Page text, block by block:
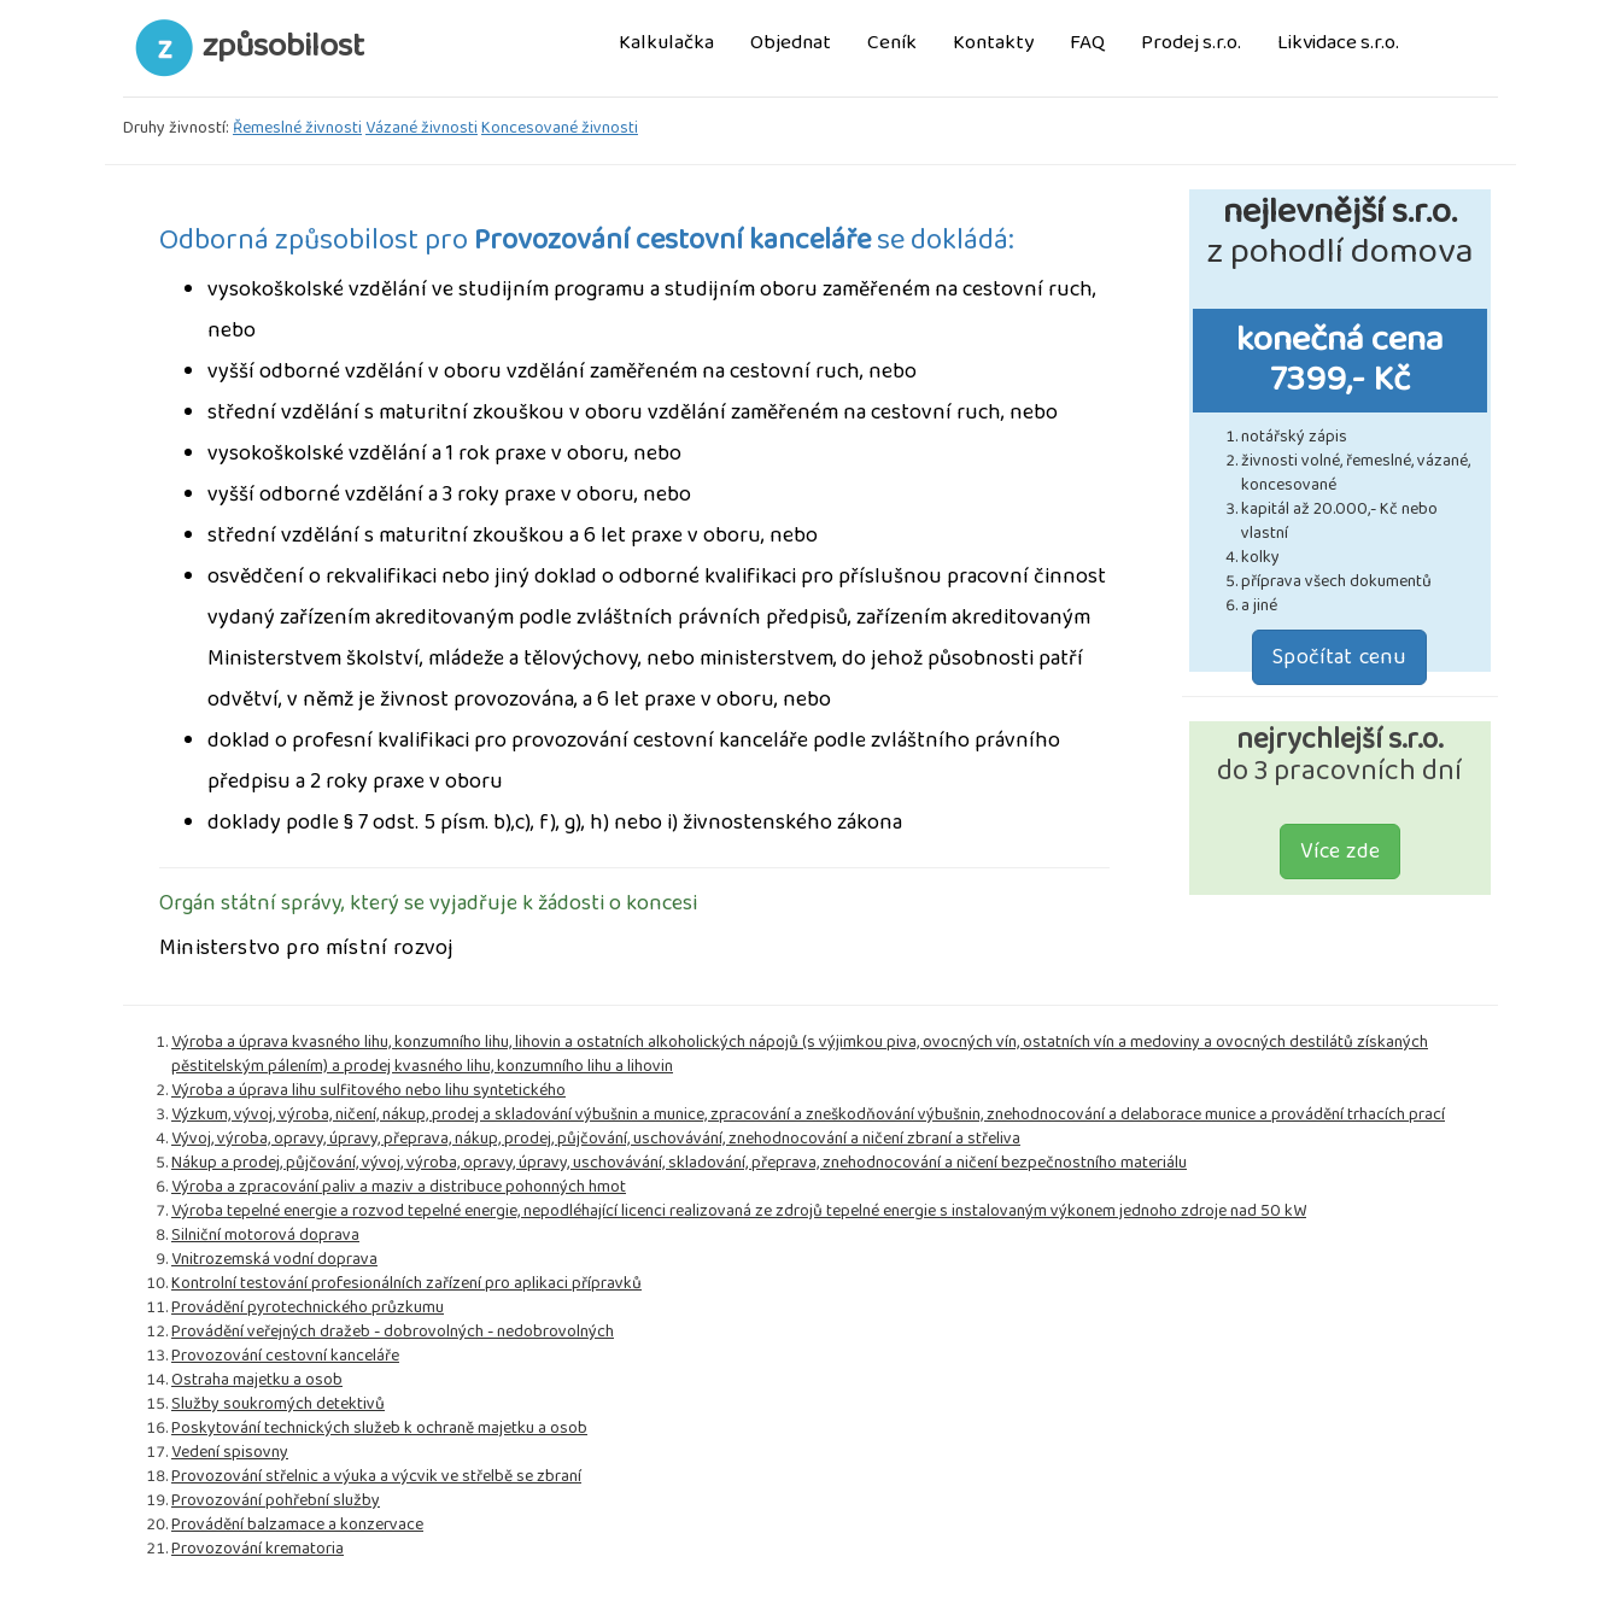
způsobilost Kalkulačka Objednat Ceník Kontakty FAQ Prodej s.r.o. Likvidace s.r.o.
Druhy živností:Řemeslné živnostiVázané živnostiKoncesované živnosti
Odborná způsobilost pro Provozování cestovní kancelářese dokládá:
vysokoškolské vzdělání ve studijním programu a studijním oboru zaměřeném na cestovní ruch,
nebo
vyšší odborné vzdělání v oboru vzdělání zaměřeném na cestovní ruch, nebo
střední vzdělání s maturitní zkouškou v oboru vzdělání zaměřeném na cestovní ruch, nebo
vysokoškolské vzdělání a 1 rok praxe v oboru, nebo
vyšší odborné vzdělání a 3 roky praxe v oboru, nebo
střední vzdělání s maturitní zkouškou a 6 let praxe v oboru, nebo
osvědčení o rekvalifikaci nebo jiný doklad o odborné kvalifikaci pro příslušnou pracovní činnost
vydaný zařízením akreditovaným podle zvláštních právních předpisů, zařízením akreditovaným
Ministerstvem školství, mládeže a tělovýchovy, nebo ministerstvem, do jehož působnosti patří
odvětví, v němž je živnost provozována, a 6 let praxe v oboru, nebo
doklad o profesní kvalifikaci pro provozování cestovní kanceláře podle zvláštního právního
předpisu a 2 roky praxe v oboru
doklady podle § 7 odst. 5 písm. b),c), f), g), h) nebo i) živnostenského zákona
Orgán státní správy, který se vyjadřuje k žádosti o koncesi
Ministerstvo pro místní rozvoj
nejlevnější s.r.o.
z pohodlí domova
konečná cena
7399,- Kč
notářský zápis
živnosti volné, řemeslné, vázané,
koncesované
kapitál až 20.000,- Kč nebo
vlastní
kolky
příprava všech dokumentů
a jiné
Spočítat cenu
nejrychlejší s.r.o.
do 3 pracovních dní
Více zde
Výroba a úprava kvasného lihu, konzumního lihu, lihovin a ostatních alkoholických nápojů (s výjimkou piva, ovocných vín, ostatních vín a medoviny a ovocných destilátů získaných
pěstitelským pálením) a prodej kvasného lihu, konzumního lihu a lihovin
Výroba a úprava lihu sulfitového nebo lihu syntetického
Výzkum, vývoj, výroba, ničení, nákup, prodej a skladování výbušnin a munice, zpracování a zneškodňování výbušnin, znehodnocování a delaborace munice a provádění trhacích prací
Vývoj, výroba, opravy, úpravy, přeprava, nákup, prodej, půjčování, uschovávání, znehodnocování a ničení zbraní a střeliva
Nákup a prodej, půjčování, vývoj, výroba, opravy, úpravy, uschovávání, skladování, přeprava, znehodnocování a ničení bezpečnostního materiálu
Výroba a zpracování paliv a maziv a distribuce pohonných hmot
Výroba tepelné energie a rozvod tepelné energie, nepodléhající licenci realizovaná ze zdrojů tepelné energie s instalovaným výkonem jednoho zdroje nad 50 kW
Silniční motorová doprava
Vnitrozemská vodní doprava
Kontrolní testování profesionálních zařízení pro aplikaci přípravků
Provádění pyrotechnického průzkumu
Provádění veřejných dražeb - dobrovolných - nedobrovolných
Provozování cestovní kanceláře
Ostraha majetku a osob
Služby soukromých detektivů
Poskytování technických služeb k ochraně majetku a osob
Vedení spisovny
Provozování střelnic a výuka a výcvik ve střelbě se zbraní
Provozování pohřební služby
Provádění balzamace a konzervace
Provozování krematoria